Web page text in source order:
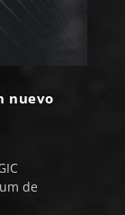
nuevo
de